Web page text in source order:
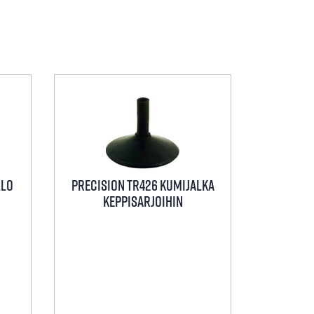
Precision TR426 Kumijalka
keppisarjoihin